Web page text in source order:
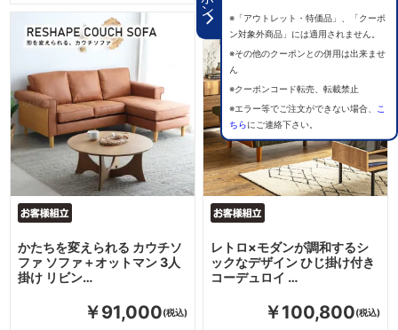
※「アウトレット・特価品」、「クーポ
ン対象外商品」には適用されません。
※その他のクーポンとの併用は出来ませ
ん
※クーポンコード転売、転載禁止
※エラー等でご注文ができない場合、
こ
ちらにご連絡下さい。
かたちを変えられる カウチソ
ファ ソファ＋オットマン 3人
掛け リビン…
￥91,000
レトロ×モダンが調和するシ
ックなデザイン ひじ掛け付き
コーデュロイ …
￥100,800